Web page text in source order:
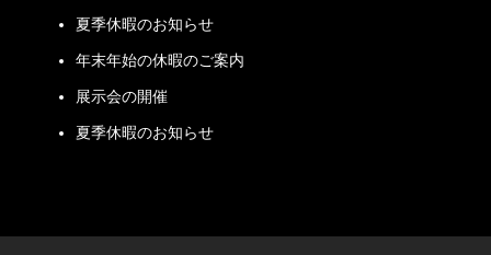
夏季休暇のお知らせ
年末年始の休暇のご案内
展示会の開催
夏季休暇のお知らせ